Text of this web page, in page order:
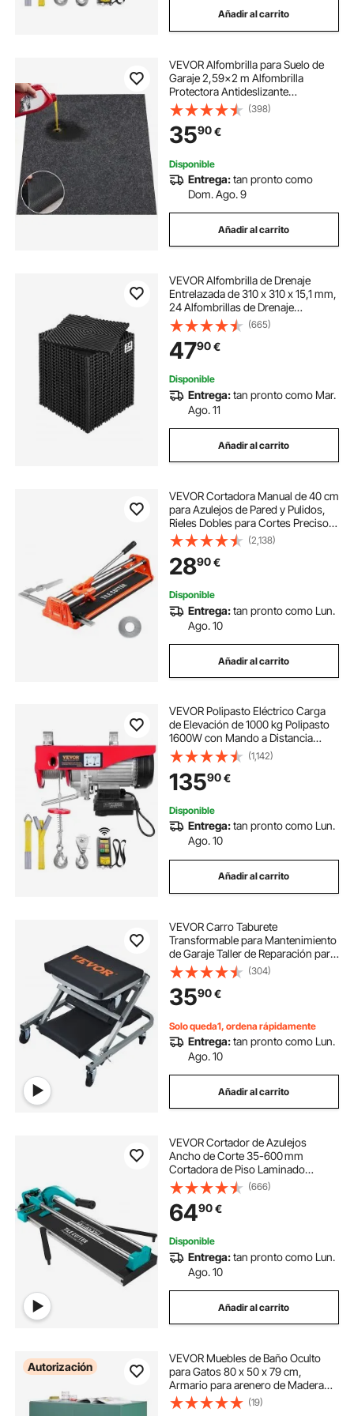
almacen de garajeAñadir al carrito
VEVOR Alfombrilla para Suelo de
Garaje 2,59x2 m Alfombrilla
Protectora Antideslizante
Impermeable Agua Lluvia Barro
Aceite para Coche con Respaldo de
TPE Antifugas Fácil de Limpiar
Corte, Varios Usos
(398)
3590€
Disponible
Entrega:tan pronto como
Dom. Ago. 9
Añadir al carrito
VEVOR Alfombrilla de Drenaje
Entrelazada de 310 x 310 x 15,1 mm,
24 Alfombrillas de Drenaje
Entrelazadas, Alfombrilla de
Drenaje de Polipropileno
Antideslizante para Suelo, Baño,
Garaje, Jardín, Negro
(665)
4790€
Disponible
Entrega:tan pronto como Mar.
Ago. 11
Añadir al carrito
VEVOR Cortadora Manual de 40 cm
para Azulejos de Pared y Pulidos,
Rieles Dobles para Cortes Precisos,
Rueda de Carburo de Tungsteno,
Mango Antideslizante, Barra de
Presión Antidesplazamiento
(2,138)
2890€
Disponible
Entrega:tan pronto como Lun.
Ago. 10
Añadir al carrito
VEVOR Polipasto Eléctrico Carga
de Elevación de 1000 kg Polipasto
1600W con Mando a Distancia
Inalámbrico 10m/min Altura de
Elevación 12m Cable Único Motor
para Garajes Almacenes Plantas
(1,142)
13590€
Disponible
Entrega:tan pronto como Lun.
Ago. 10
Añadir al carrito
VEVOR Carro Taburete
Transformable para Mantenimiento
de Garaje Taller de Reparación para
Automóviles Vehículos 6 Ruedas
Giratorias Capacidad de Carga 136
Kg, Taburete Reclinable Carro
Plegable
(304)
3590€
Solo queda1, ordena rápidamente
Entrega:tan pronto como Lun.
Ago. 10
Añadir al carrito
VEVOR Cortador de Azulejos
Ancho de Corte 35-600 mm
Cortadora de Piso Laminado
Espesor de Corte 6-15 mm
Cortador Manual de Azulejos de
Aluminio Corte Preciso y Suave
para Piedra, Baldosas Ordinarias
(666)
6490€
Disponible
Entrega:tan pronto como Lun.
Ago. 10
Añadir al carrito
Autorización
VEVOR Muebles de Baño Oculto
para Gatos 80 x 50 x 79 cm,
Armario para arenero de Madera
con Dos Puertas, Mueble de Casa
con 1 Estante, para Ocultar las
(19)